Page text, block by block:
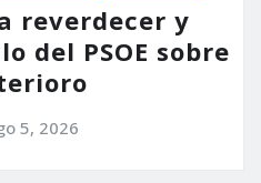
reverdecer y
del PSOE sobre
5, 2026